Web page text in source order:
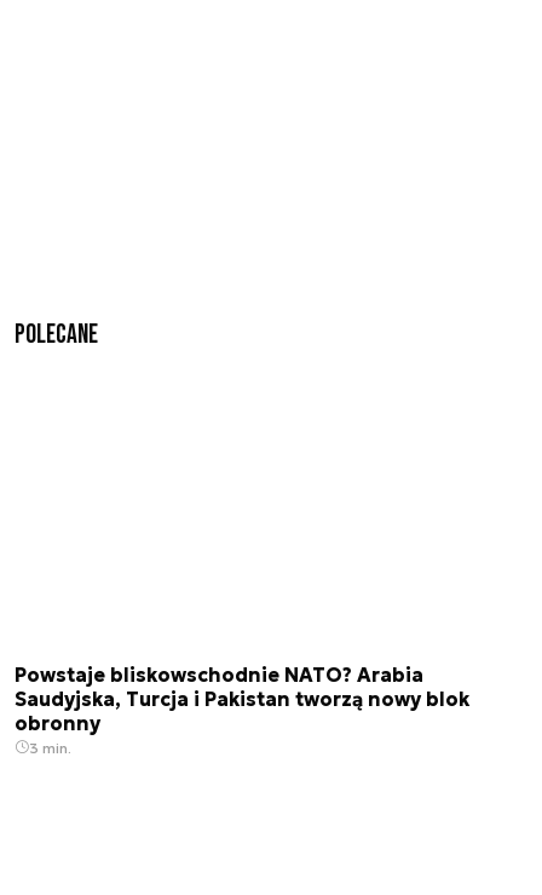
Polecane
Powstaje bliskowschodnie NATO? Arabia
Saudyjska, Turcja i Pakistan tworzą nowy blok
obronny
3 min.